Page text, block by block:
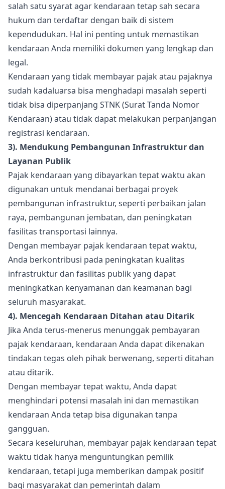
salah satu syarat agar kendaraan tetap sah secara
hukum dan terdaftar dengan baik di sistem
kependudukan. Hal ini penting untuk memastikan
kendaraan Anda memiliki dokumen yang lengkap dan
legal.
Kendaraan yang tidak membayar pajak atau pajaknya
sudah kadaluarsa bisa menghadapi masalah seperti
tidak bisa diperpanjang STNK (Surat Tanda Nomor
Kendaraan) atau tidak dapat melakukan perpanjangan
registrasi kendaraan.
3). Mendukung Pembangunan Infrastruktur dan
Layanan Publik
Pajak kendaraan yang dibayarkan tepat waktu akan
digunakan untuk mendanai berbagai proyek
pembangunan infrastruktur, seperti perbaikan jalan
raya, pembangunan jembatan, dan peningkatan
fasilitas transportasi lainnya.
Dengan membayar pajak kendaraan tepat waktu,
Anda berkontribusi pada peningkatan kualitas
infrastruktur dan fasilitas publik yang dapat
meningkatkan kenyamanan dan keamanan bagi
seluruh masyarakat.
4). Mencegah Kendaraan Ditahan atau Ditarik
Jika Anda terus-menerus menunggak pembayaran
pajak kendaraan, kendaraan Anda dapat dikenakan
tindakan tegas oleh pihak berwenang, seperti ditahan
atau ditarik.
Dengan membayar tepat waktu, Anda dapat
menghindari potensi masalah ini dan memastikan
kendaraan Anda tetap bisa digunakan tanpa
gangguan.
Secara keseluruhan, membayar pajak kendaraan tepat
waktu tidak hanya menguntungkan pemilik
kendaraan, tetapi juga memberikan dampak positif
bagi masyarakat dan pemerintah dalam